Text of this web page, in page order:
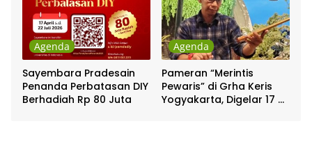
Agenda
Sayembara Pradesain
Penanda Perbatasan DIY
Berhadiah Rp 80 Juta
Agenda
Pameran “Merintis
Pewaris” di Grha Keris
Yogyakarta, Digelar 17 –